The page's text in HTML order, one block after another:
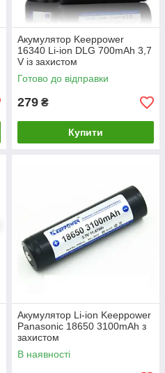
Акумулятор Keeppower
16340 Li-ion DLG 700mAh 3,7
V із захистом
Готово до відправки
279 ₴
Купити
Акумулятор Li-ion Keeppower
Panasonic 18650 3100mAh з
захистом
В наявності